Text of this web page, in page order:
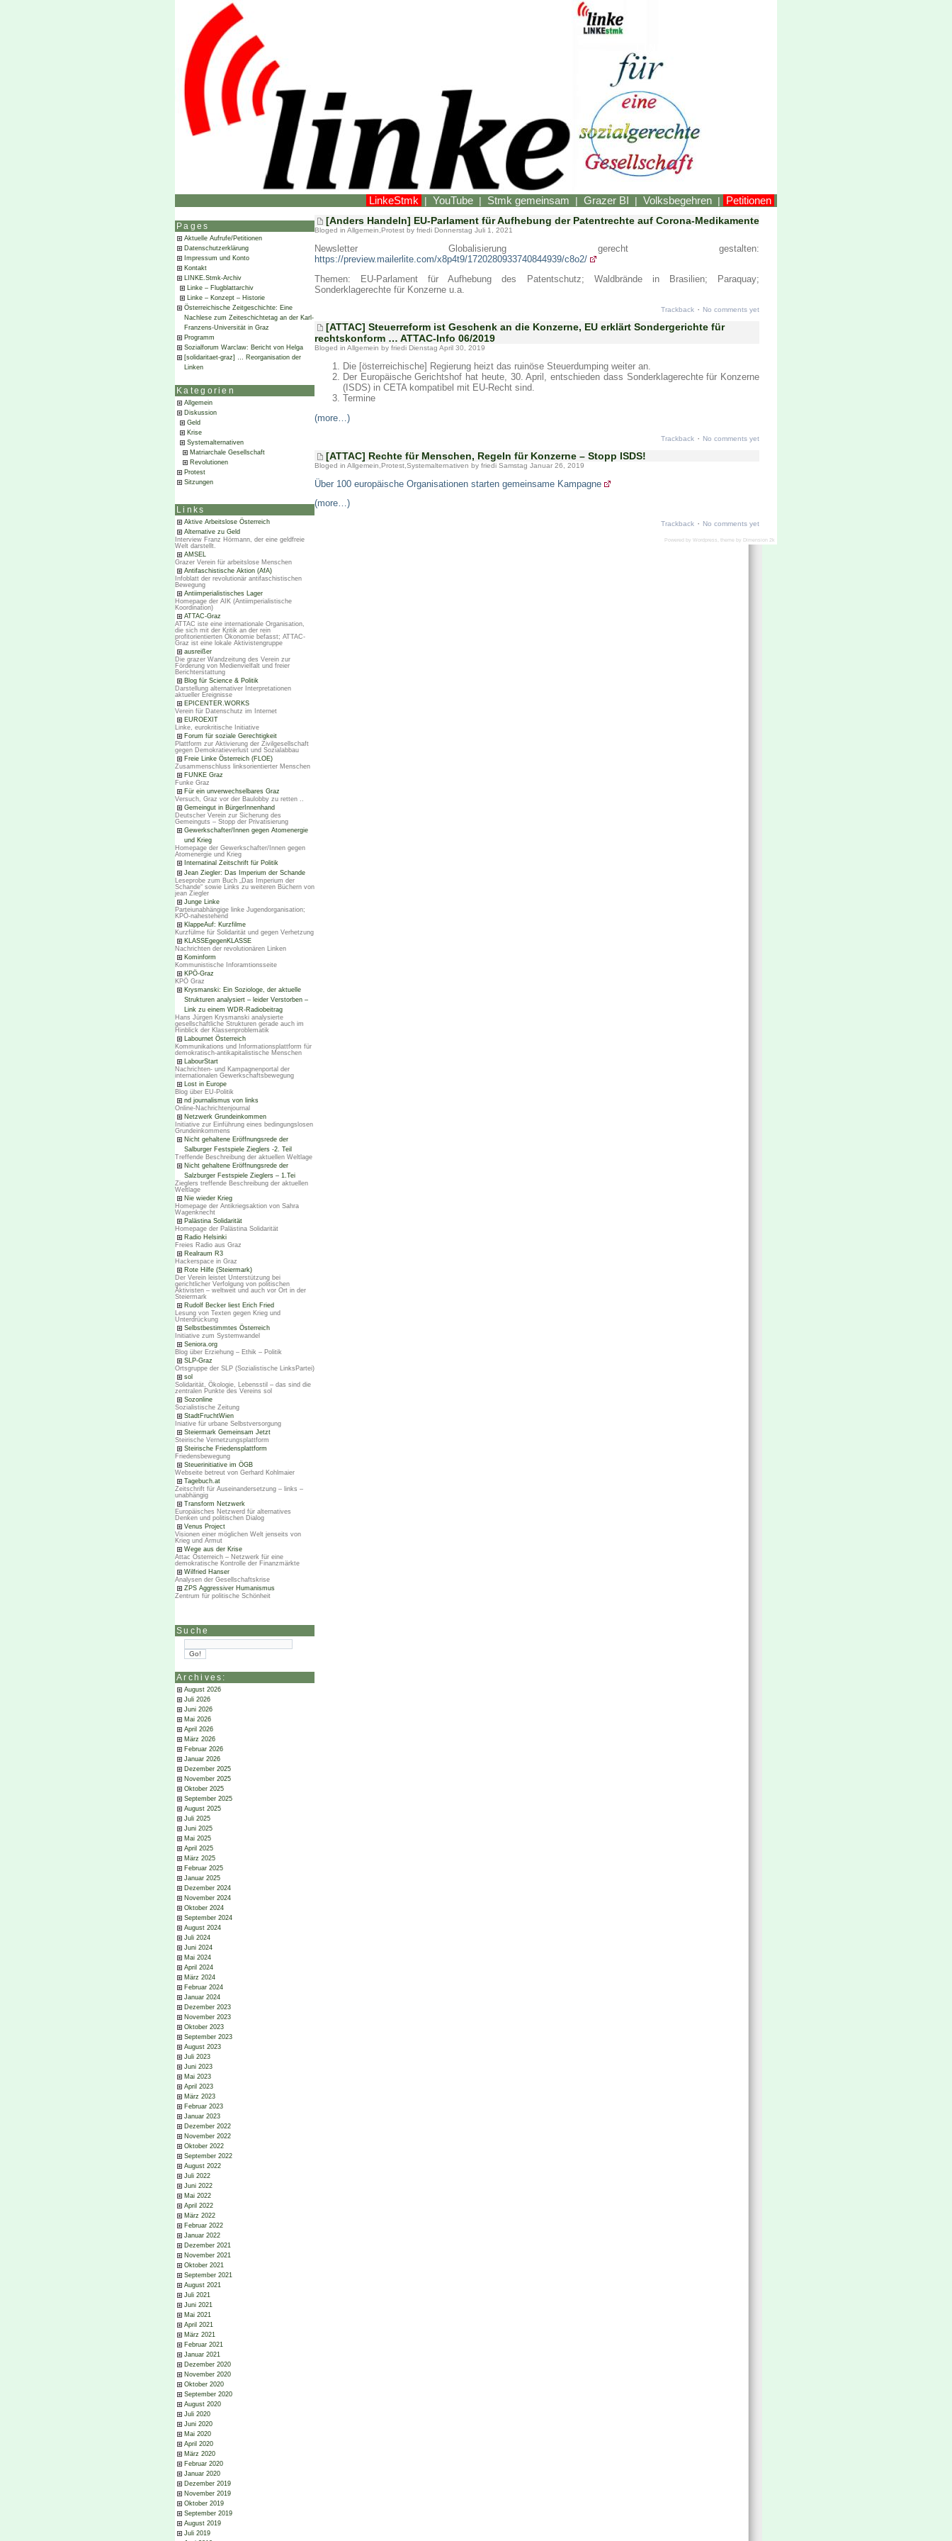
LinkeStmk | YouTube | Stmk gemeinsam | Grazer BI | Volksbegehren | Petitionen
Pages
Aktuelle Aufrufe/Petitionen
Datenschutzerklärung
Impressum und Konto
Kontakt
LINKE.Stmk-Archiv
Linke – Flugblattarchiv
Linke – Konzept – Historie
Österreichische Zeitgeschichte: Eine
Nachlese zum Zeiteschichtetag an der Karl-
Franzens-Universität in Graz
Programm
Sozialforum Warclaw: Bericht von Helga
[solidaritaet-graz] … Reorganisation der
Linken
Kategorien
Allgemein
Diskussion
Geld
Krise
Systemalternativen
Matriarchale Gesellschaft
Revolutionen
Protest
Sitzungen
Links
Aktive Arbeitslose Österreich
Alternative zu Geld
Interview Franz Hörmann, der eine geldfreie
Welt darstellt.
AMSEL
Grazer Verein für arbeitslose Menschen
Antifaschistische Aktion (AfA)
Infoblatt der revolutionär antifaschistischen
Bewegung
Antiimperialistisches Lager
Homepage der AIK (Antiimperialistische
Koordination)
ATTAC-Graz
ATTAC iste eine internationale Organisation,
die sich mit der Kritik an der rein
profitorientierten Ökonomie befasst; ATTAC-
Graz ist eine lokale Aktivistengruppe
ausreißer
Die grazer Wandzeitung des Verein zur
Förderung von Medienvielfalt und freier
Berichterstattung
Blog für Science & Politik
Darstellung alternativer Interpretationen
aktueller Ereignisse
EPICENTER.WORKS
Verein für Datenschutz im Internet
EUROEXIT
Linke, eurokritische Initiative
Forum für soziale Gerechtigkeit
Plattform zur Aktivierung der Zivilgesellschaft
gegen Demokratieverlust und Sozialabbau
Freie Linke Österreich (FLOE)
Zusammenschluss linksorientierter Menschen
FUNKE Graz
Funke Graz
Für ein unverwechselbares Graz
Versuch, Graz vor der Baulobby zu retten ..
Gemeingut in BürgerInnenhand
Deutscher Verein zur Sicherung des
Gemeinguts – Stopp der Privatisierung
Gewerkschafter/Innen gegen Atomenergie
und Krieg
Homepage der Gewerkschafter/Innen gegen
Atomenergie und Krieg
Internatinal Zeitschrift für Politik
Jean Ziegler: Das Imperium der Schande
Leseprobe zum Buch „Das Imperium der
Schande“ sowie Links zu weiteren Büchern von
jean Ziegler
Junge Linke
Parteiunabhängige linke Jugendorganisation;
KPÖ-nahestehend
KlappeAuf: Kurzfilme
Kurzfülme für Solidarität und gegen Verhetzung
KLASSEgegenKLASSE
Nachrichten der revolutionären Linken
Kominform
Kommunistische Inforamtionsseite
KPÖ-Graz
KPÖ Graz
Krysmanski: Ein Soziologe, der aktuelle
Strukturen analysiert – leider Verstorben –
Link zu einem WDR-Radiobeitrag
Hans Jürgen Krysmanski analysierte
gesellschaftliche Strukturen gerade auch im
Hinblick der Klassenproblematik
Labournet Österreich
Kommunikations und Informationsplattform für
demokratisch-antikapitalistische Menschen
LabourStart
Nachrichten- und Kampagnenportal der
internationalen Gewerkschaftsbewegung
Lost in Europe
Blog über EU-Politik
nd journalismus von links
Online-Nachrichtenjournal
Netzwerk Grundeinkommen
Initiative zur Einführung eines bedingungslosen
Grundeinkommens
Nicht gehaltene Eröffnungsrede der
Salburger Festspiele Zieglers -2. Teil
Treffende Beschreibung der aktuellen Weltlage
Nicht gehaltene Eröffnungsrede der
Salzburger Festspiele Zieglers – 1.Tei
Zieglers treffende Beschreibung der aktuellen
Weltlage
Nie wieder Krieg
Homepage der Antikriegsaktion von Sahra
Wagenknecht
Palästina Solidarität
Homepage der Palästina Solidarität
Radio Helsinki
Freies Radio aus Graz
Realraum R3
Hackerspace in Graz
Rote Hilfe (Steiermark)
Der Verein leistet Unterstützung bei
gerichtlicher Verfolgung von politischen
Aktivisten – weltweit und auch vor Ort in der
Steiermark
Rudolf Becker liest Erich Fried
Lesung von Texten gegen Krieg und
Unterdrückung
Selbstbestimmtes Österreich
Initiative zum Systemwandel
Seniora.org
Blog über Erziehung – Ethik – Politik
SLP-Graz
Ortsgruppe der SLP (Sozialistische LinksPartei)
sol
Solidarität, Ökologie, Lebensstil – das sind die
zentralen Punkte des Vereins sol
Sozonline
Sozialistische Zeitung
StadtFruchtWien
Iniative für urbane Selbstversorgung
Steiermark Gemeinsam Jetzt
Steirische Vernetzungsplattform
Steirische Friedensplattform
Friedensbewegung
Steuerinitiative im ÖGB
Webseite betreut von Gerhard Kohlmaier
Tagebuch.at
Zeitschrift für Auseinandersetzung – links –
unabhängig
Transform Netzwerk
Europäisches Netzwerd für alternatives
Denken und politischen Dialog
Venus Project
Visionen einer möglichen Welt jenseits von
Krieg und Armut
Wege aus der Krise
Attac Österreich – Netzwerk für eine
demokratische Kontrolle der Finanzmärkte
Wilfried Hanser
Analysen der Gesellschaftskrise
ZPS Aggressiver Humanismus
Zentrum für politische Schönheit
Suche
Archives:
August 2026
Juli 2026
Juni 2026
Mai 2026
April 2026
März 2026
Februar 2026
Januar 2026
Dezember 2025
November 2025
Oktober 2025
September 2025
August 2025
Juli 2025
Juni 2025
Mai 2025
April 2025
März 2025
Februar 2025
Januar 2025
Dezember 2024
November 2024
Oktober 2024
September 2024
August 2024
Juli 2024
Juni 2024
Mai 2024
April 2024
März 2024
Februar 2024
Januar 2024
Dezember 2023
November 2023
Oktober 2023
September 2023
August 2023
Juli 2023
Juni 2023
Mai 2023
April 2023
März 2023
Februar 2023
Januar 2023
Dezember 2022
November 2022
Oktober 2022
September 2022
August 2022
Juli 2022
Juni 2022
Mai 2022
April 2022
März 2022
Februar 2022
Januar 2022
Dezember 2021
November 2021
Oktober 2021
September 2021
August 2021
Juli 2021
Juni 2021
Mai 2021
April 2021
März 2021
Februar 2021
Januar 2021
Dezember 2020
November 2020
Oktober 2020
September 2020
August 2020
Juli 2020
Juni 2020
Mai 2020
April 2020
März 2020
Februar 2020
Januar 2020
Dezember 2019
November 2019
Oktober 2019
September 2019
August 2019
Juli 2019
[Anders Handeln] EU-Parlament für Aufhebung der Patentrechte auf Corona-Medikamente
Bloged in Allgemein Protest by friedi Donnerstag Juli 1, 2021
Newsletter Globalisierung gerecht gestalten:
https://preview.mailerlite.com/x8p4t9/1720280933740844939/c8o2/
Themen: EU-Parlament für Aufhebung des Patentschutz; Waldbrände in Brasilien; Paraquay;
Sonderklagerechte für Konzerne u.a.
Trackback · No comments yet
[ATTAC] Steuerreform ist Geschenk an die Konzerne, EU erklärt Sondergerichte für
rechtskonform … ATTAC-Info 06/2019
Bloged in Allgemein by friedi Dienstag April 30, 2019
Die [österreichische] Regierung heizt das ruinöse Steuerdumping weiter an.
Der Europäische Gerichtshof hat heute, 30. April, entschieden dass Sonderklagerechte für Konzerne
(ISDS) in CETA kompatibel mit EU-Recht sind.
Termine
(more…)
Trackback · No comments yet
[ATTAC] Rechte für Menschen, Regeln für Konzerne – Stopp ISDS!
Bloged in Allgemein Protest Systemalternativen by friedi Samstag Januar 26, 2019
Über 100 europäische Organisationen starten gemeinsame Kampagne
(more…)
Trackback · No comments yet
Powered by Wordpress , theme by Dimension 2k